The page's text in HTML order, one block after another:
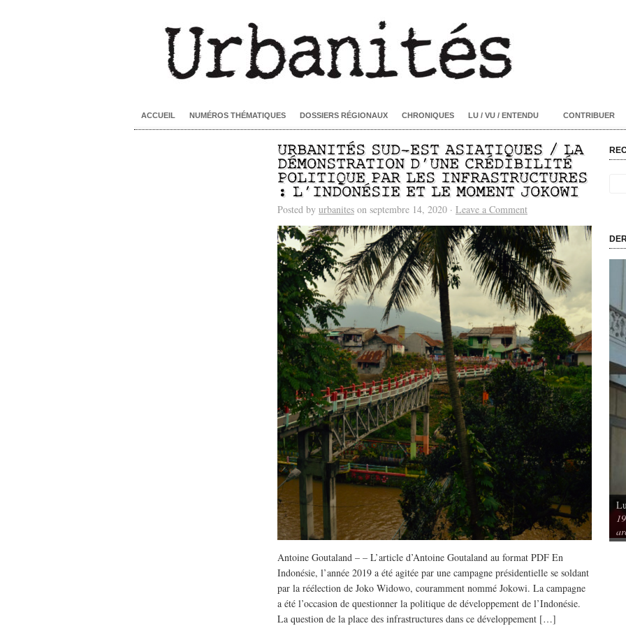
ACCUEIL NUMÉROS THÉMATIQUES DOSSIERS RÉGIONAUX CHRONIQUES LU / VU / ENTENDU CONTRIBUER
URBANITÉS SUD-EST ASIATIQUES / LA
DÉMONSTRATION D’UNE CRÉDIBILITÉ
POLITIQUE PAR LES INFRASTRUCTURES
: L’INDONÉSIE ET LE MOMENT JOKOWI
Posted by urbanites on septembre 14, 2020 · Leave a Comment
Antoine Goutaland – – L’article d’Antoine Goutaland au format PDF En
Indonésie, l’année 2019 a été agitée par une campagne présidentielle se soldant
par la réélection de Joko Widowo, couramment nommé Jokowi. La campagne
a été l’occasion de questionner la politique de développement de l’Indonésie.
La question de la place des infrastructures dans ce développement […]
Sous le feu du numérique. Spatialités et
énergie des data centers
Vu / Les pavillons Prouvé de Tourcoing,
exemples de l’audace architecturale des
années 1950